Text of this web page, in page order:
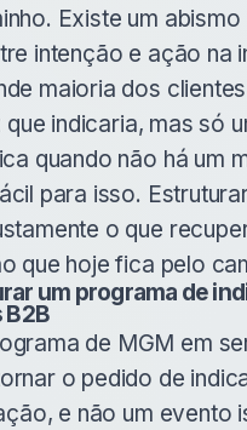
Existe um abismo
intenção e ação na
maioria dos clientes
indicaria, mas só
quando não há um
para isso.
o que
que hoje fica pelo
um programa de
B2B
de MGM em
o pedido de
e não um evento